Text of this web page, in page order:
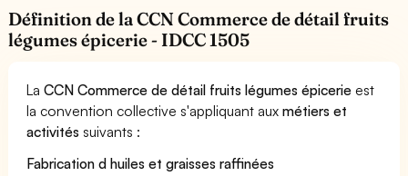
Définition de la CCN Commerce de détail fruits
légumes épicerie - IDCC 1505
LaCCN Commerce de détail fruits légumes épicerie est
la convention collective s'appliquant auxmétiers et
activités suivants :
Fabrication d huiles et graisses raffinées